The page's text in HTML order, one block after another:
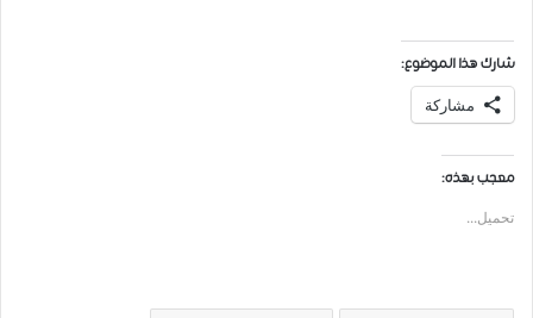
شارك هذا الموضوع:
مشاركة
معجب بهذه:
تحميل...